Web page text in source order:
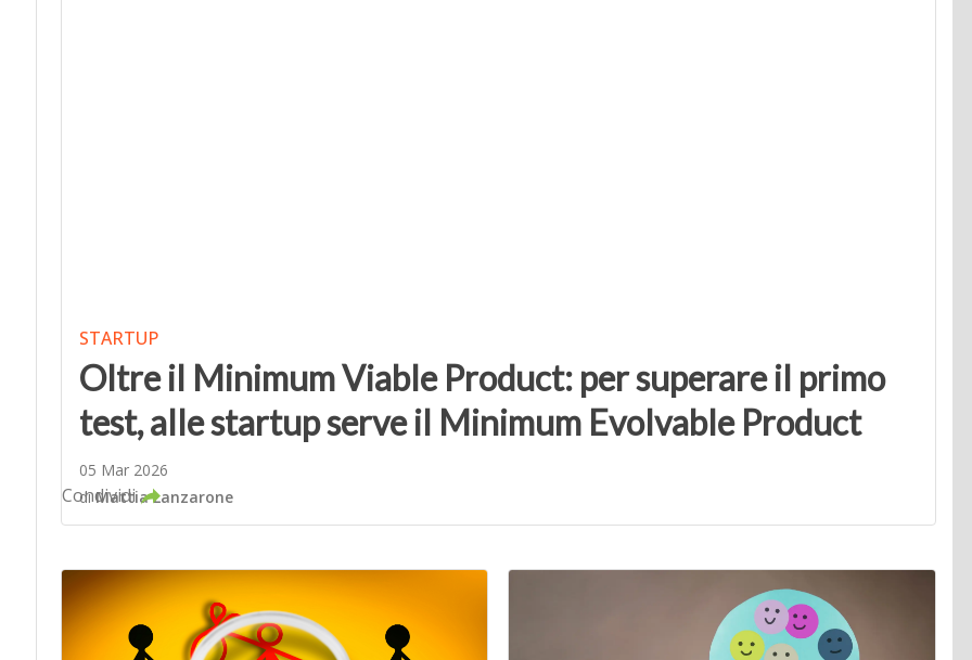
STARTUP
Oltre il Minimum Viable Product: per superare il primo
test, alle startup serve il Minimum Evolvable Product
05 Mar 2026
diMattia Lanzarone
Condividi